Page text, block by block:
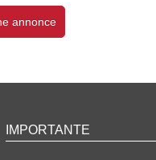
annonce
IMPORTANTE